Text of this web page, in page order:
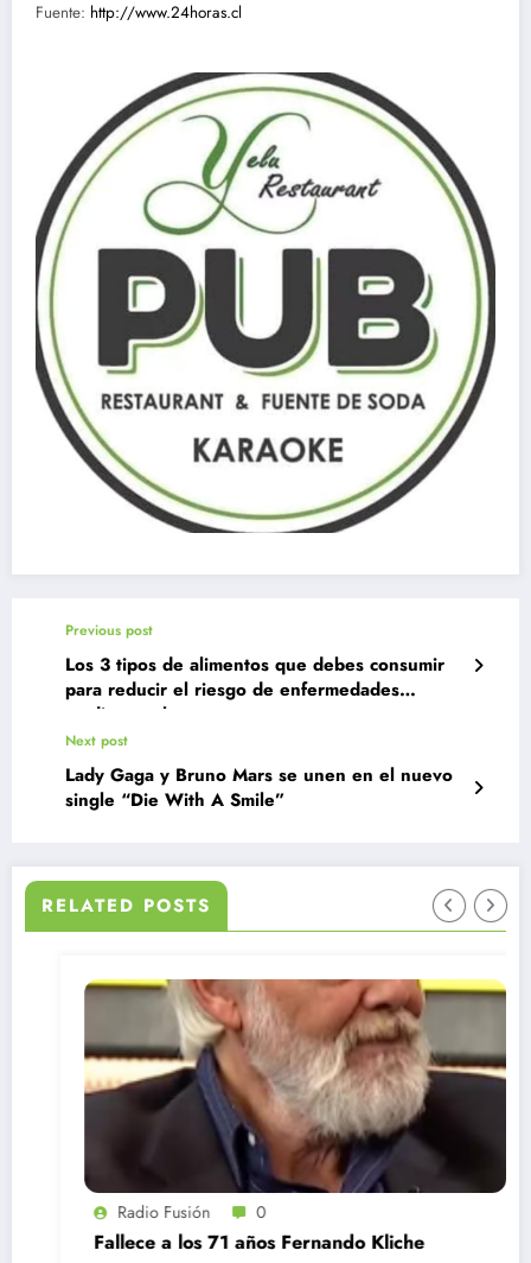
Fuente: http://www.24horas.cl
Previous post
Los 3 tipos de alimentos que debes consumir
para reducir el riesgo de enfermedades
cardiovasculares
Next post
Lady Gaga y Bruno Mars se unen en el nuevo
single “Die With A Smile”
RELATED POSTS
Radio Fusión 0
Fallece a los 71 años Fernando Kliche